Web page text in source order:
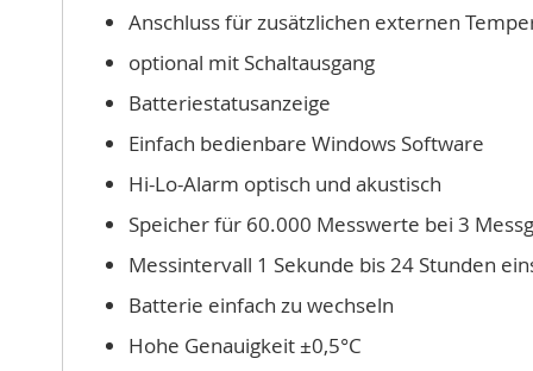
Anschluss für zusätzlichen externen
optional mit Schaltausgang
Batteriestatusanzeige
Einfach bedienbare Windows Software
Hi-Lo-Alarm optisch und akustisch
Speicher für 60.000 Messwerte bei 3
Messintervall 1 Sekunde bis 24 Stunden
Batterie einfach zu wechseln
Hohe Genauigkeit ±0,5°C